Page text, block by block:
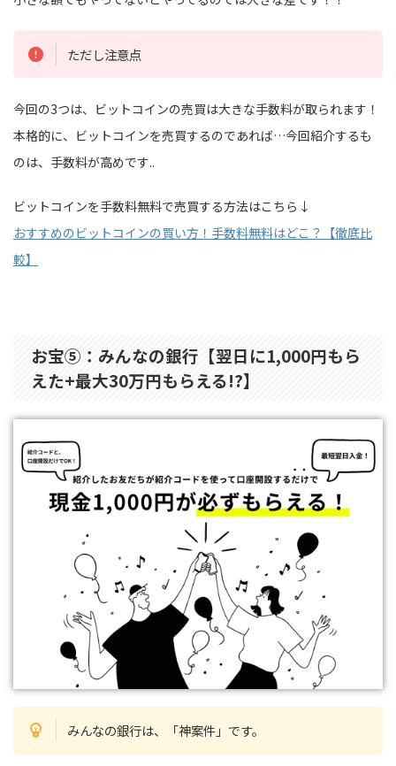
ただし注意点
今回の3つは、ビットコインの売買は大きな手数料が取られます！
本格的に、ビットコインを売買するのであれば…今回紹介するも
のは、手数料が高めです..
ビットコインを手数料無料で売買する方法はこちら↓
おすすめのビットコインの買い方！手数料無料はどこ？【徹底比
較】
お宝⑤：みんなの銀行【翌日に1,000円もら
えた+最大30万円もらえる!?】
みんなの銀行は、「神案件」です。